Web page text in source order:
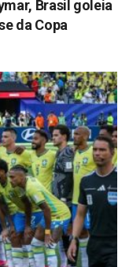
Brasil goleia
da Copa